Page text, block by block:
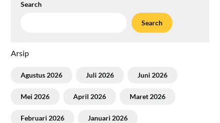
Search
Search
Arsip
Agustus 2026 Juli 2026 Juni 2026
Mei 2026 April 2026 Maret 2026
Februari 2026 Januari 2026